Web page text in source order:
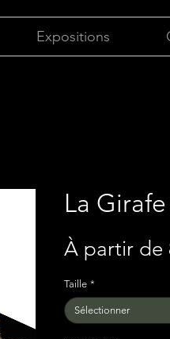
Expositions
La Girafe
À partir de
Taille *
Sélectionner